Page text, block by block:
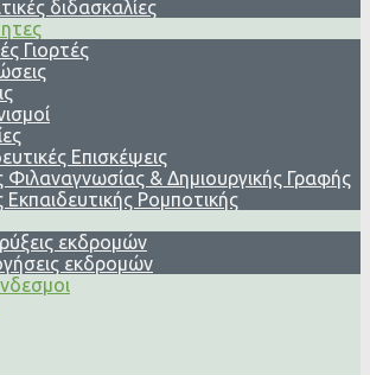
διδασκαλίες
Γιορτές
Επισκέψεις
Φιλαναγνωσίας & Δημιουργικής Γραφής
Εκπαιδευτικής Ρομποτικής
εκδρομών
εκδρομών